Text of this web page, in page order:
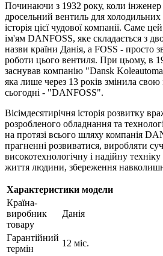
Починаючи з 1932 року, коли
дросельний вентиль для холодильних
історія цієї чудової компанії. Саме
ім'ям DANFOSS, яке складається з
назви країни Данія, а FOSS - просто
роботи цього вентиля. При цьому, в
заснував компанію "Dansk
яка лише через 13 років змінила
сьогодні - "DANFOSS".
Вісімдесятирічня історія розвитку
розробленого обладнання та
на протязі всього шляху компанія
прагненні розвиватися, виробляти
високотехнологічну і надійну
життя людини, збереження
Характеристики модели
Країна-
виробник
товару
Данія
Гарантійний
термін
12 міс.